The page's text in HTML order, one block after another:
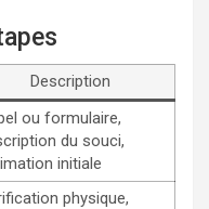
Description
ou formulaire,
du souci,
initiale
physique,